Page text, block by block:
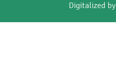
Digitalized by